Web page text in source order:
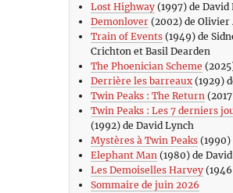
Lost Highway(1997) de David
Demonlover(2002) de Olivier
Train of Events(1949) de
Crichton et Basil Dearden
The Phoenician Scheme
Derrière les barreaux(1929)
Twin Peaks : The Return
Twin Peaks : Les 7 derniers
(1992) de David Lynch
Mystères à Twin Peaks(1990)
Elephant Man(1980) de
Les Demoiselles Harvey
Sommaire de juin 2026